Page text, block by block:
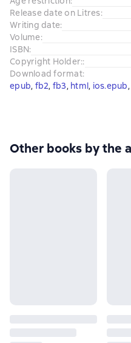
Release date on Litres:
Writing date:
Volume:
ISBN:
Copyright Holder::
Download format:
epub, fb2, fb3, html, ios.epub,
Other books by the